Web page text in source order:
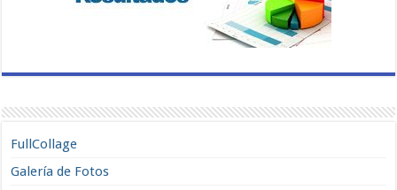
FullCollage
Galería de Fotos